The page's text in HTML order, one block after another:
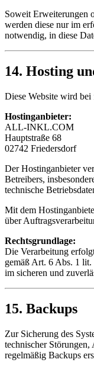
Soweit Erweiterungen
werden diese nur im
notwendig, in diese
14. Hosting
Diese Website wird bei
Hostinganbieter:
ALL-INKL.COM
Hauptstraße 68
02742 Friedersdorf
Der Hostinganbieter
Betreibers,
technische
Mit dem
über
Rechtsgrundlage:
Die Verarbeitung
gemäß Art. 6 Abs. 1
im sicheren und
15. Backups
Zur Sicherung des
technischer
regelmäßig Backups